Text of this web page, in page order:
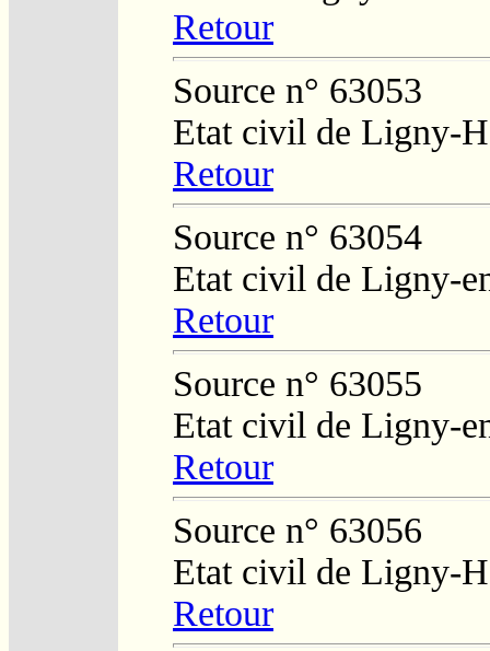
Retour
Source n° 63053
Etat civil de Ligny-
Retour
Source n° 63054
Etat civil de Ligny-
Retour
Source n° 63055
Etat civil de Ligny-
Retour
Source n° 63056
Etat civil de Ligny-
Retour